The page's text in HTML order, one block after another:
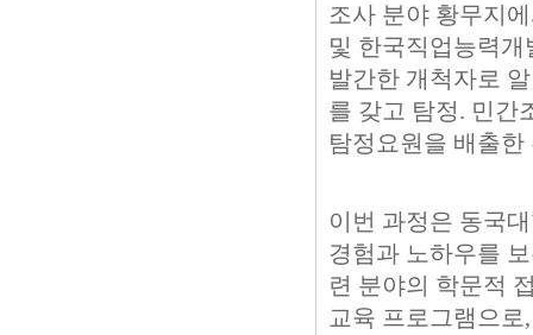
조사 분야 황무지
및 한국직업능력
발간한 개척자로
를 갖고 탐정. 민간
탐정요원을 배출
이번 과정은 동국
경험과 노하우를
련 분야의 학문적
교육 프로그램으